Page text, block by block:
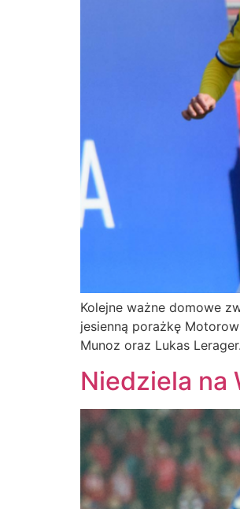
Kolejne ważne domowe
jesienną porażkę
Munoz oraz Lukas
Niedziela na